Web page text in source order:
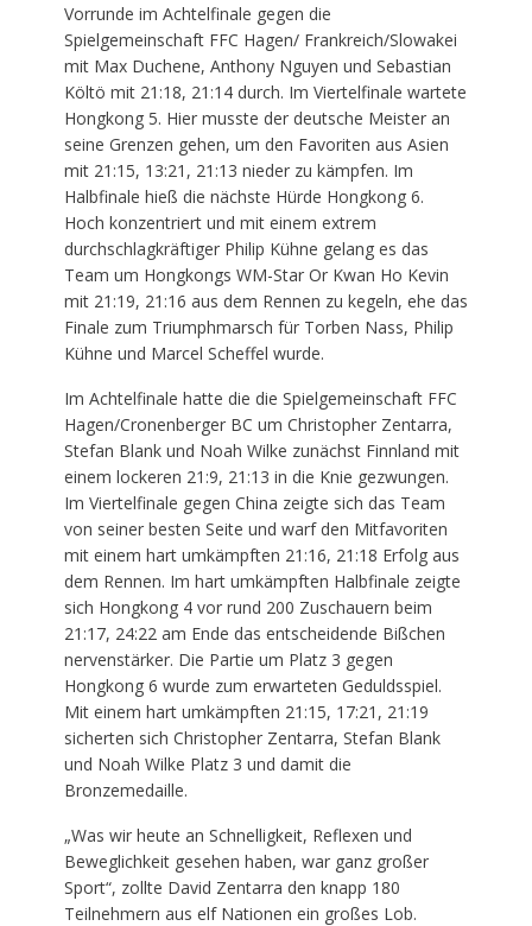
Vorrunde im Achtelfinale gegen die
Spielgemeinschaft FFC Hagen/ Frankreich/Slowakei
mit Max Duchene, Anthony Nguyen und Sebastian
Költö mit 21:18, 21:14 durch. Im Viertelfinale wartete
Hongkong 5. Hier musste der deutsche Meister an
seine Grenzen gehen, um den Favoriten aus Asien
mit 21:15, 13:21, 21:13 nieder zu kämpfen. Im
Halbfinale hieß die nächste Hürde Hongkong 6.
Hoch konzentriert und mit einem extrem
durchschlagkräftiger Philip Kühne gelang es das
Team um Hongkongs WM-Star Or Kwan Ho Kevin
mit 21:19, 21:16 aus dem Rennen zu kegeln, ehe das
Finale zum Triumphmarsch für Torben Nass, Philip
Kühne und Marcel Scheffel wurde.
Im Achtelfinale hatte die die Spielgemeinschaft FFC
Hagen/Cronenberger BC um Christopher Zentarra,
Stefan Blank und Noah Wilke zunächst Finnland mit
einem lockeren 21:9, 21:13 in die Knie gezwungen.
Im Viertelfinale gegen China zeigte sich das Team
von seiner besten Seite und warf den Mitfavoriten
mit einem hart umkämpften 21:16, 21:18 Erfolg aus
dem Rennen. Im hart umkämpften Halbfinale zeigte
sich Hongkong 4 vor rund 200 Zuschauern beim
21:17, 24:22 am Ende das entscheidende Bißchen
nervenstärker. Die Partie um Platz 3 gegen
Hongkong 6 wurde zum erwarteten Geduldsspiel.
Mit einem hart umkämpften 21:15, 17:21, 21:19
sicherten sich Christopher Zentarra, Stefan Blank
und Noah Wilke Platz 3 und damit die
Bronzemedaille.
„Was wir heute an Schnelligkeit, Reflexen und
Beweglichkeit gesehen haben, war ganz großer
Sport“, zollte David Zentarra den knapp 180
Teilnehmern aus elf Nationen ein großes Lob.